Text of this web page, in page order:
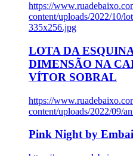
https://
content/uploads/2022/10/
335x256.jpg
LOTA DA
DIMENSÃO NA
VÍTOR SOBRAL
https://
content/uploads/2022/09/
Pink Night by